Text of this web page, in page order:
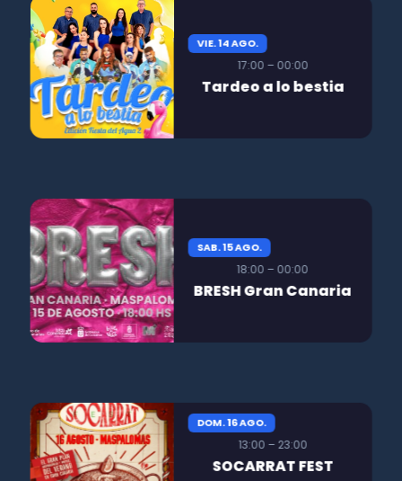
VIE. 14 AGO.
17:00 – 00:00
Tardeo a lo bestia
SAB. 15 AGO.
18:00 – 00:00
BRESH Gran Canaria
DOM. 16 AGO.
13:00 – 23:00
SOCARRAT FEST